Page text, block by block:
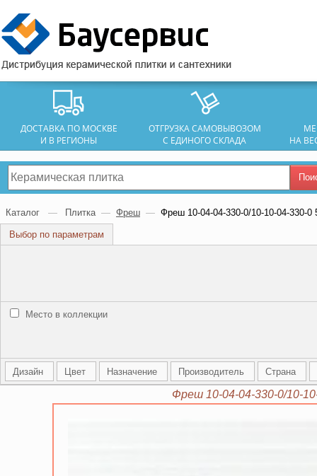
ДОСТАВКА ПО МОСКВЕ
И В РЕГИОНЫ
ОТГРУЗКА САМОВЫВОЗОМ
С ЕДИНОГО СКЛАДА
НА
Каталог — Плитка — Фреш — Фреш 10-04-04-330-0/10-10-04-330-0
Выбор по параметрам
Место в коллекции
Дизайн Цвет Назначение Производитель Страна
Фреш 10-04-04-330-0/10-